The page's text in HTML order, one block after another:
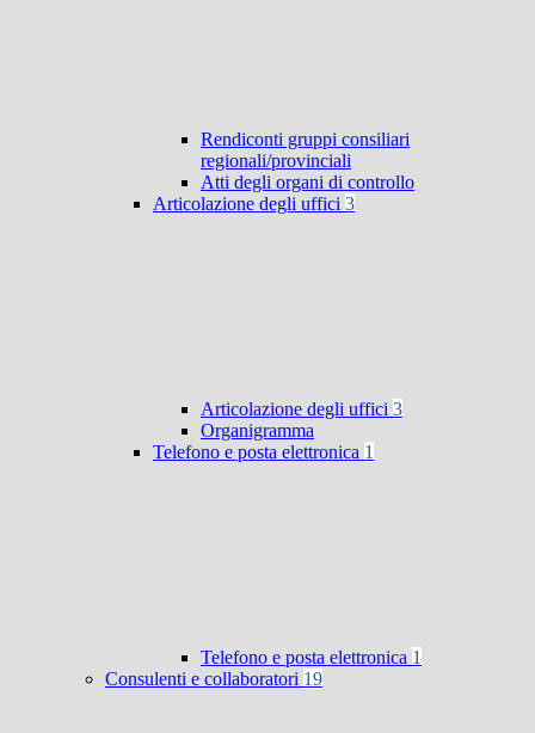
Rendiconti gruppi consiliari
regionali/provinciali
Atti degli organi di controllo
Articolazione degli uffici 3
Articolazione degli uffici 3
Organigramma
Telefono e posta elettronica 1
Telefono e posta elettronica 1
Consulenti e collaboratori 19